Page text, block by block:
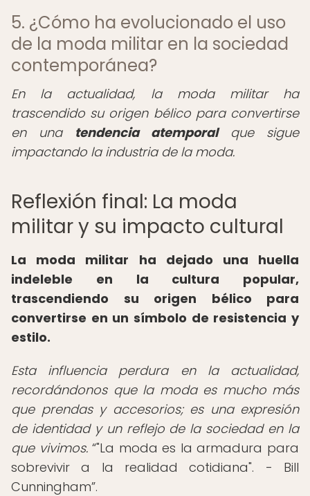
5. ¿Cómo ha evolucionado el uso
de la moda militar en la sociedad
contemporánea?
En la actualidad, la moda militar ha
trascendido su origen bélico para convertirse
en una tendencia atemporalque sigue
impactando la industria de la moda.
Reflexión final: La moda
militar y su impacto cultural
La moda militar ha dejado una huella
indeleble en la cultura popular,
trascendiendo su origen bélico para
convertirse en un símbolo de resistencia y
estilo.
Esta influencia perdura en la actualidad,
recordándonos que la moda es mucho más
que prendas y accesorios; es una expresión
de identidad y un reflejo de la sociedad en la
que vivimos. "La moda es la armadura para
sobrevivir a la realidad cotidiana". - Bill
Cunningham .